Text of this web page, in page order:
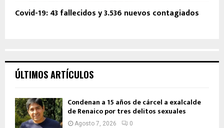
Covid-19: 43 fallecidos y 3.536 nuevos contagiados
ÚLTIMOS ARTÍCULOS
Condenan a 15 años de cárcel a exalcalde
de Renaico por tres delitos sexuales
Agosto 7, 2026 0